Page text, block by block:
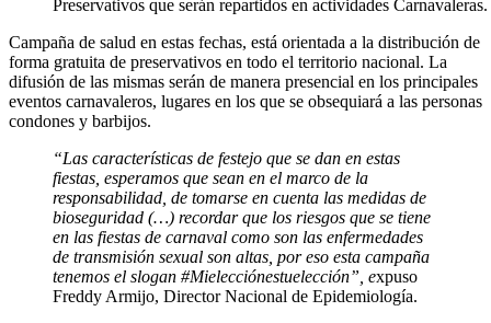
Preservativos que serán repartidos en actividades
Campaña de salud en estas fechas, está orientada a la distribución de
forma gratuita de preservativos en todo el territorio nacional. La
difusión de las mismas serán de manera presencial en los principales
eventos carnavaleros, lugares en los que se obsequiará a las personas
condones y barbijos.
“Las características de festejo que se dan en estas
fiestas, esperamos que sean en el marco de la
responsabilidad, de tomarse en cuenta las medidas de
bioseguridad (…) recordar que los riesgos que se tiene
en las fiestas de carnaval como son las enfermedades
de transmisión sexual son altas, por eso esta campaña
tenemos el slogan #Mielecciónestuelección”, expuso
Freddy Armijo, Director Nacional de Epidemiología.